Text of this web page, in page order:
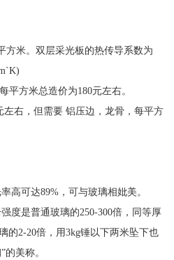
方米。双层采光板的热传导系数为
平方米总造价为180元左右。
左右，但需要 铝压边，龙骨，每平方
高可达89%，可与玻璃相妣美。
度是普通玻璃的250-300倍，同等厚
的2-20倍，用3kg锤以下两米坠下也
美称。